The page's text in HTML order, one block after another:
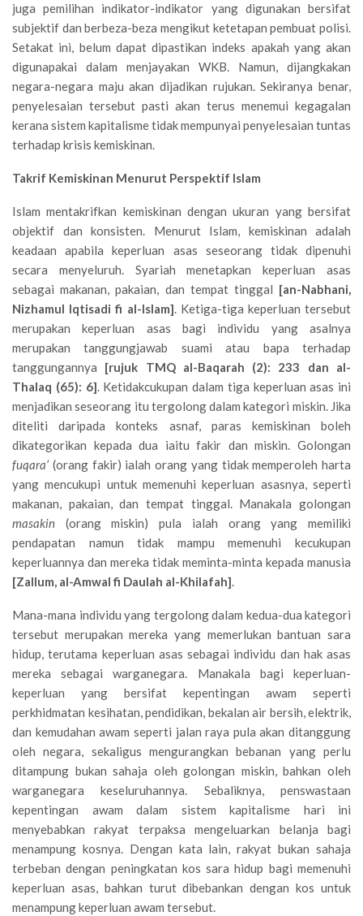
juga pemilihan indikator-indikator yang digunakan ber­sifat
subjektif dan berbeza-beza mengikut ketetapan pem­buat polisi.
Setakat ini, belum dapat dipastikan indeks apakah yang akan
digunapakai dalam menjayakan WKB. Namun, dijangka­kan
negara-negara maju akan dijadikan rujukan. Sekiranya benar,
penyelesaian tersebut pasti akan terus menemui kegagalan
kerana sistem kapitalisme tidak mempunyai penyelesaian tuntas
terhadap krisis kemiskinan.
Takrif Kemiskinan Menurut Perspektif Islam
Islam mentakrifkan kemiskinan dengan ukuran yang bersifat
objektif dan konsisten. Menurut Islam, kemiskinan adalah
keadaan apabila keperluan asas seseorang tidak dipenuhi
secara menyeluruh. Syariah menetapkan keperluan asas
sebagai makanan, pakaian, dan tempat tinggal [an-Nabhani,
Nizhamul Iqtisadi fi al-Islam]. Ketiga-tiga keperluan tersebut
merupakan keperluan asas bagi individu yang asalnya
merupakan tanggungjawab suami atau bapa terhadap
tanggungannya [rujuk TMQ al-Baqarah (2): 233 dan al-
Thalaq (65): 6]. Ketidakcukupan dalam tiga keperluan asas ini
menjadikan seseorang itu tergolong dalam kategori miskin. Jika
diteliti daripada konteks asnaf, paras kemiskinan boleh
dikategorikan kepada dua iaitu fakir dan miskin. Golongan
fuqara’ (orang fakir) ialah orang yang tidak memperoleh harta
yang mencukupi untuk memenuhi keperluan asasnya, seperti
makanan, pakaian, dan tempat tinggal. Manakala golongan
masakin (orang miskin) pula ialah orang yang memiliki
pendapatan namun tidak mampu memenuhi kecukupan
keperluannya dan mereka tidak meminta-minta kepada manusia
[Zallum, al-Amwal fi Daulah al-Khilafah].
Mana-mana individu yang tergolong dalam kedua-dua kategori
tersebut merupakan mereka yang memerlukan bantuan sara
hidup, terutama keperluan asas sebagai individu dan hak asas
mereka sebagai warganegara. Manakala bagi keperluan-
keperluan yang bersifat kepentingan awam seperti
perkhidmatan kesihatan, pendidikan, bekalan air bersih, elektrik,
dan kemudahan awam seperti jalan raya pula akan ditanggung
oleh negara, sekaligus mengurangkan bebanan yang perlu
ditampung bukan sahaja oleh golongan miskin, bahkan oleh
warganegara keseluruhannya. Sebaliknya, penswastaan
kepentingan awam dalam sistem kapitalisme hari ini
menyebabkan rakyat terpaksa mengeluarkan belanja bagi
menampung kosnya. Dengan kata lain, rakyat bukan sahaja
terbeban dengan peningkatan kos sara hidup bagi memenuhi
keperluan asas, bahkan turut dibebankan dengan kos untuk
menampung keperluan awam tersebut.